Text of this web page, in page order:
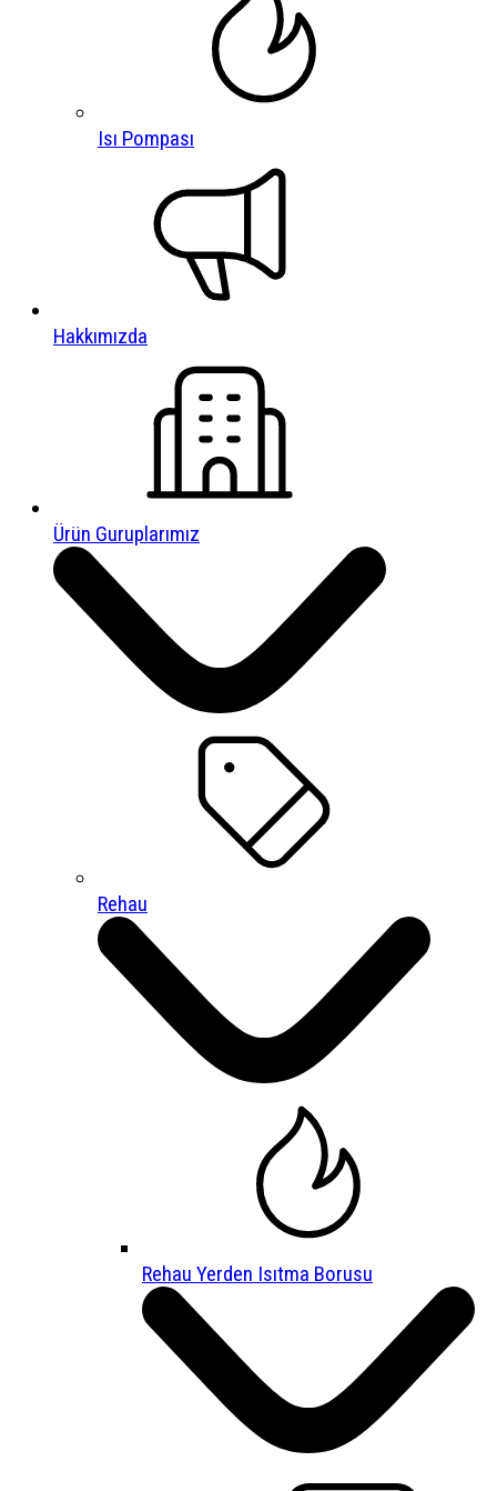
Isı Pompası
Hakkımızda
Ürün Guruplarımız
Rehau
Rehau Yerden Isıtma Borusu